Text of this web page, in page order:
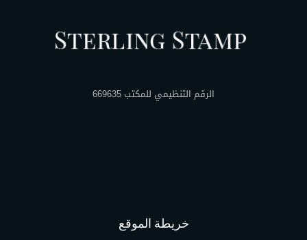
الرقم التنظيمي للمكتب 669635
خريطة الموقع